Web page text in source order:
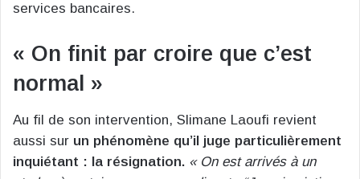
services bancaires.
« On finit par croire que c’est
normal »
Au fil de son intervention, Slimane Laoufi revient
aussi sur un phénomène qu’il juge particulièrement
inquiétant : la résignation. « On est arrivés à un